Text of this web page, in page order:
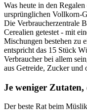
Was heute in den
ursprünglichen Vollkorn-
Die Verbraucherzentrale
Cerealien getestet - mit
Mischungen bestehen zu
entspricht das 15 Stück
Verbraucher bei allem
aus Getreide, Zucker und
Je weniger Zutaten,
Der beste Rat beim